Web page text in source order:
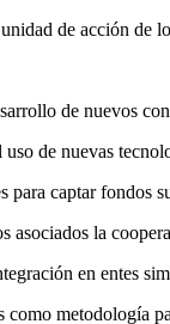
de acción de
de nuevos
de nuevas
para captar fondos
la
en entes
como metodología